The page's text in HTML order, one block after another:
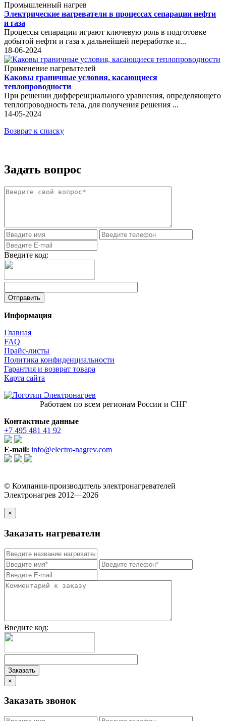
Промышленный нагрев
Электрические нагреватели в процессах сепарации нефти
и газа
Процессы сепарации играют ключевую роль в подготовке
добытой нефти и газа к дальнейшей переработке и...
18-06-2024
Применение нагревателей
Каковы граничные условия, касающиеся
теплопроводности
При решении дифференциального уравнения, определяющего
теплопроводность тела, для получения решения ...
14-05-2024
Возврат к списку
Задать вопрос
Введите код:
Информация
Главная
FAQ
Прайс-листы
Политика конфиденциальности
Гарантия и возврат товара
Карта сайта
Работаем по всем регионам России и СНГ
Контактные данные
+7 495 481 41 92
E-mail: info@electro-nagrev.com
© Компания-производитель электронагревателей
Электронагрев 2012—2026
×
Заказать нагреватели
Введите код:
×
Заказать звонок